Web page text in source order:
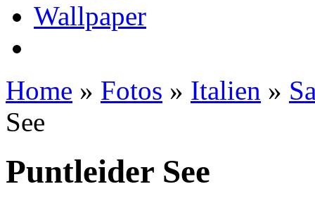
Wallpaper
Home » Fotos » Italien »
See
Puntleider See